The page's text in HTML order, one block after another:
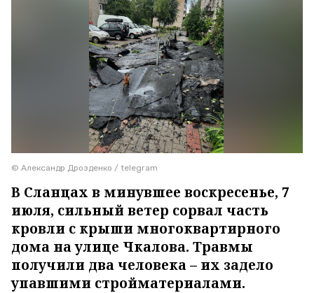
© Александр Дрозденко / telegram
В Сланцах в минувшее воскресенье, 7
июля, сильный ветер сорвал часть
кровли с крыши многоквартирного
дома на улице Чкалова. Травмы
получили два человека – их задело
упавшими стройматериалами.